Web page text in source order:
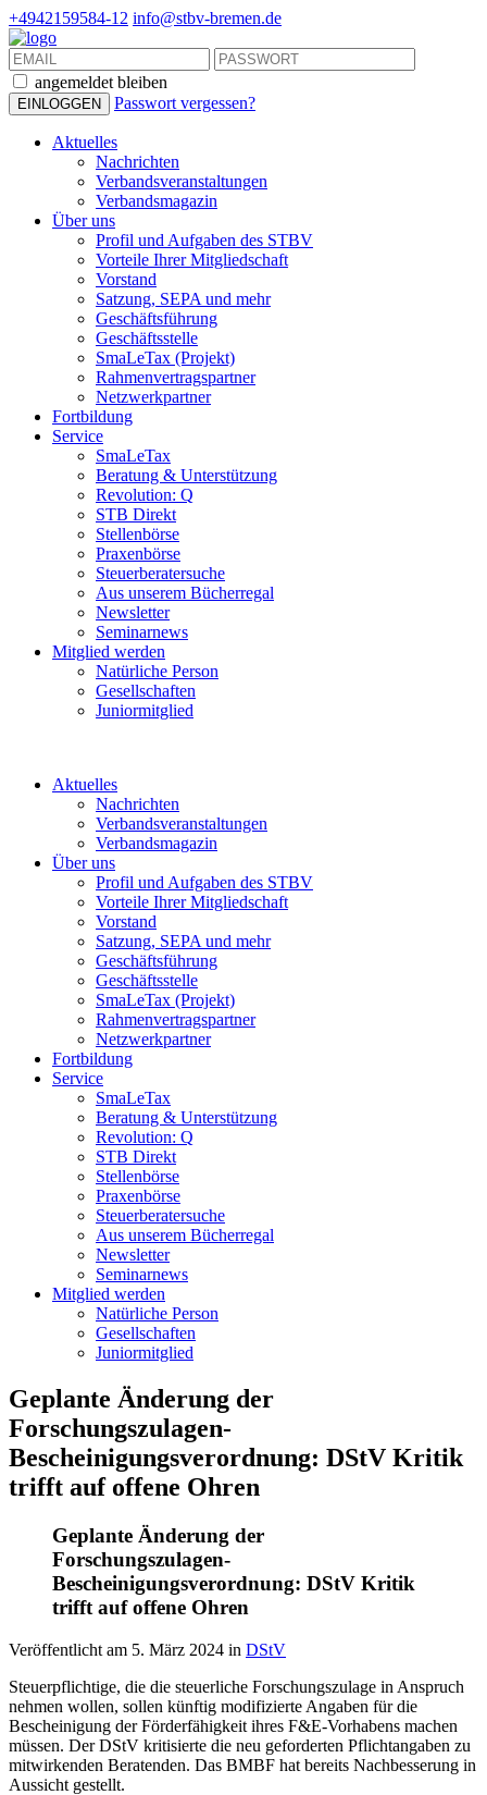
+4942159584-12 info@stbv-bremen.de
angemeldet bleiben
Passwort vergessen?
Aktuelles
Nachrichten
Verbandsveranstaltungen
Verbandsmagazin
Über uns
Profil und Aufgaben des STBV
Vorteile Ihrer Mitgliedschaft
Vorstand
Satzung, SEPA und mehr
Geschäftsführung
Geschäftsstelle
SmaLeTax (Projekt)
Rahmenvertragspartner
Netzwerkpartner
Fortbildung
Service
SmaLeTax
Beratung & Unterstützung
Revolution: Q
STB Direkt
Stellenbörse
Praxenbörse
Steuerberatersuche
Aus unserem Bücherregal
Newsletter
Seminarnews
Mitglied werden
Natürliche Person
Gesellschaften
Juniormitglied
Aktuelles
Nachrichten
Verbandsveranstaltungen
Verbandsmagazin
Über uns
Profil und Aufgaben des STBV
Vorteile Ihrer Mitgliedschaft
Vorstand
Satzung, SEPA und mehr
Geschäftsführung
Geschäftsstelle
SmaLeTax (Projekt)
Rahmenvertragspartner
Netzwerkpartner
Fortbildung
Service
SmaLeTax
Beratung & Unterstützung
Revolution: Q
STB Direkt
Stellenbörse
Praxenbörse
Steuerberatersuche
Aus unserem Bücherregal
Newsletter
Seminarnews
Mitglied werden
Natürliche Person
Gesellschaften
Juniormitglied
Geplante Änderung der
Forschungszulagen-
Bescheinigungsverordnung: DStV Kritik
trifft auf offene Ohren
Geplante Änderung der
Forschungszulagen-
Bescheinigungsverordnung: DStV Kritik
trifft auf offene Ohren
Veröffentlicht am 5. März 2024 in DStV
Steuerpflichtige, die die steuerliche Forschungszulage in Anspruch
nehmen wollen, sollen künftig modifizierte Angaben für die
Bescheinigung der Förderfähigkeit ihres F&E-Vorhabens machen
müssen. Der DStV kritisierte die neu geforderten Pflichtangaben zu
mitwirkenden Beratenden. Das BMBF hat bereits Nachbesserung in
Aussicht gestellt.